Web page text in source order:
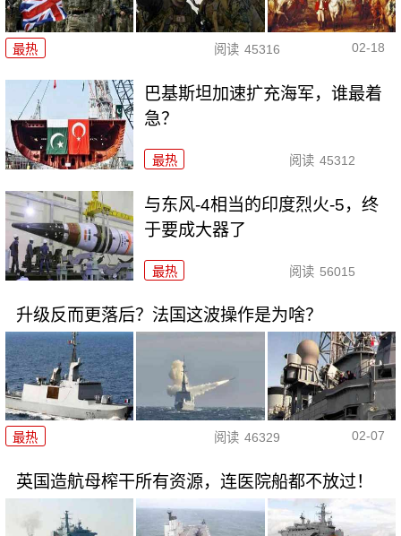
最热 阅读 45316 02-18
巴基斯坦加速扩充海军，谁最着
急？
最热 阅读 45312
与东风-4相当的印度烈火-5，终
于要成大器了
最热 阅读 56015
升级反而更落后？法国这波操作是为啥？
最热 阅读 46329 02-07
英国造航母榨干所有资源，连医院船都不放过！